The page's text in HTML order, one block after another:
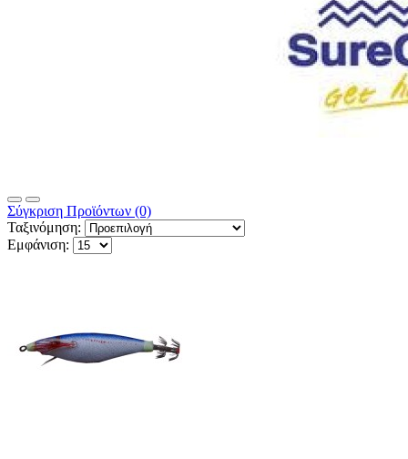
Σύγκριση Προϊόντων (0)
Ταξινόμηση:
Εμφάνιση: